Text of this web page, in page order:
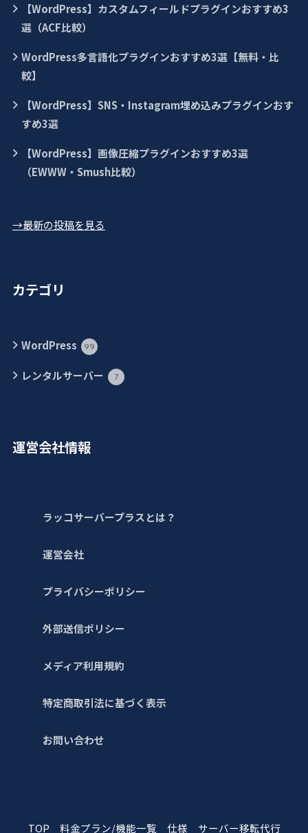
【WordPress】カスタムフィールドプラグインおすすめ3
選（ACF比較）
WordPress多言語化プラグインおすすめ3選【無料・比
較】
【WordPress】SNS・Instagram埋め込みプラグインおす
すめ3選
【WordPress】画像圧縮プラグインおすすめ3選
（EWWW・Smush比較）
→最新の投稿を見る
カテゴリ
WordPress 99
レンタルサーバー 7
運営会社情報
ラッコサーバープラスとは？
運営会社
プライバシーポリシー
外部送信ポリシー
メディア利用規約
特定商取引法に基づく表示
お問い合わせ
TOP 料金プラン/機能一覧 仕様 サーバー移転代行